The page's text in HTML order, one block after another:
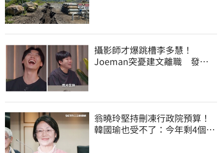
攝影師才爆跳槽李多慧！
Joeman突憂建文離職 發聲
翁曉玲堅持刪凍行政院預算！
韓國瑜也受不了：今年剩4個月